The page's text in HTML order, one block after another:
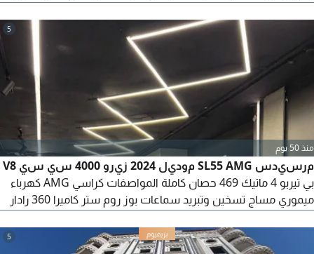
وسداد 50% المتبقية عند استلام السيارة. لإتمام التعاقد في حالة
الرغبة في الحجز أو التعاقد، يتم تحديد موعد (Meeting) رسمي داخل
مكتب مستورد السيارة في مصر الجديدة.
5
منذ 50 يوم
مرسيدس SL55 AMG موديل 2024 زيرو 4000 سي سي V8
بي تيربو 4 ماتيك 469 حصان كاملة المواصفات كراسي AMG كهرباء
ميموري مساج تسخين وتبريد سماعات بوز روم ستر كاميرا 360 رادار
5